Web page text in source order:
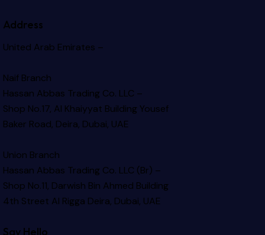
Address
United Arab Emirates –
Naif Branch
Hassan Abbas Trading Co. LLC –
Shop No.17, Al Khaiyyat BuildingYousef
Baker Road, Deira, Dubai, UAE
Union Branch
Hassan Abbas Trading Co. LLC (Br) –
Shop No.11, Darwish Bin Ahmed Building
4th Street Al Rigga Deira, Dubai, UAE
Say Hello